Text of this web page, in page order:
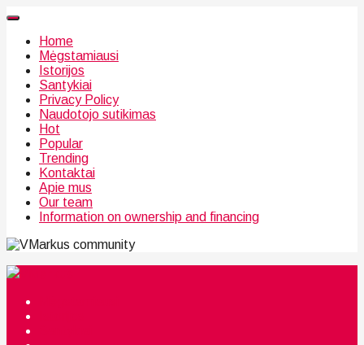
Home
Mėgstamiausi
Istorijos
Santykiai
Privacy Policy
Naudotojo sutikimas
Hot
Popular
Trending
Kontaktai
Apie mus
Our team
Information on ownership and financing
community